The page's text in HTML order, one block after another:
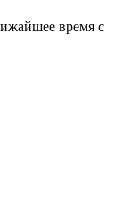
время с